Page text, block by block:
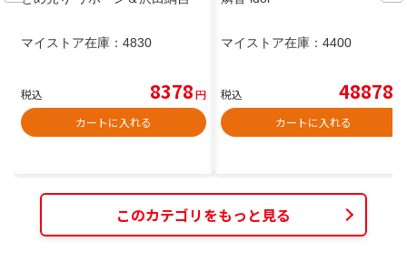
マイストア在庫： 4830
税込 8378円
カートに入れる
マイストア在庫： 4400
税込 48878
カートに入れる
このカテゴリをもっと見る